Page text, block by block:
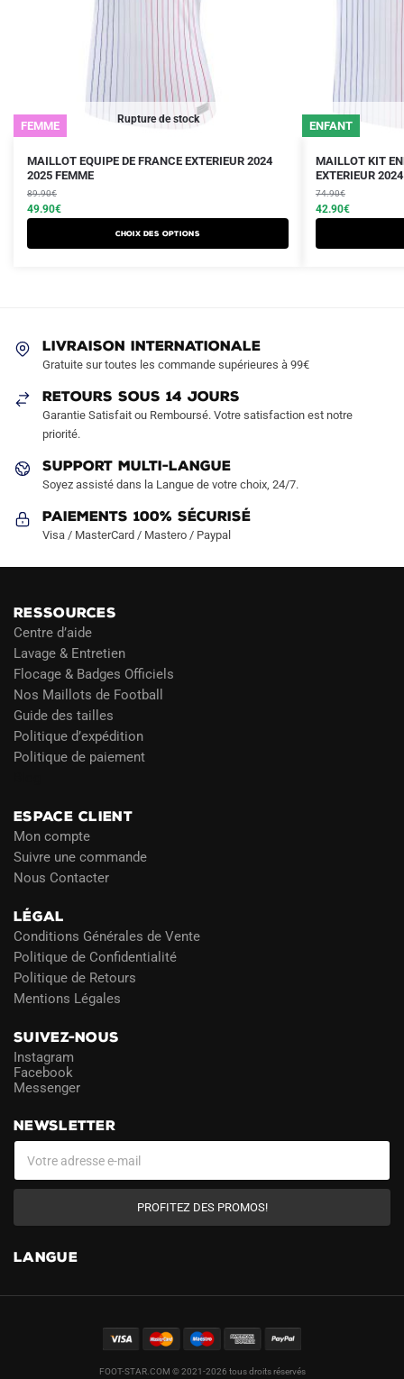
Rupture de stock
FEMME
MAILLOT EQUIPE DE FRANCE EXTERIEUR 2024
2025 FEMME
89.90€
Le
prix
initial
était :
49.90€
Le
prix
actuel
est :
Choix des options
Ce
produit
a
plusieurs
variations.
choisies
la
page
produit
ENFANT
MAILLOT KIT
EXTERIEUR
74.90€
Le
prix
initial
était :
42.90€
Le
prix
actuel
est :
Ce
produit
a
plusieurs
variations.
page
LIVRAISON INTERNATIONALE
Gratuite sur toutes les commande supérieures à 99€
RETOURS SOUS 14 JOURS
Garantie Satisfait ou Remboursé. Votre satisfaction est notre
priorité.
SUPPORT MULTI-LANGUE
Soyez assisté dans la Langue de votre choix, 24/7.
Paiements 100% Sécurisé
Visa / MasterCard / Mastero / Paypal
RESSOURCES
Centre d’aide
Lavage & Entretien
Flocage & Badges Officiels
Nos Maillots de Football
Guide des tailles
Politique d’expédition
Politique de paiement
ESPACE CLIENT
Mon compte
Suivre une commande
Nous Contacter
LÉGAL
Conditions Générales de Vente
Politique de Confidentialité
Politique de Retours
Mentions Légales
SUIVEZ-NOUS
Instagram
Facebook
Messenger
NEWSLETTER
PROFITEZ DES PROMOS!
LANGUE
FOOT-STAR.COM © 2021-2026 tous droits réservés